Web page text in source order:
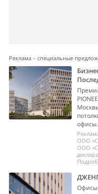
Реклама – специальные
офисы.
ООО
ООО
Офисы